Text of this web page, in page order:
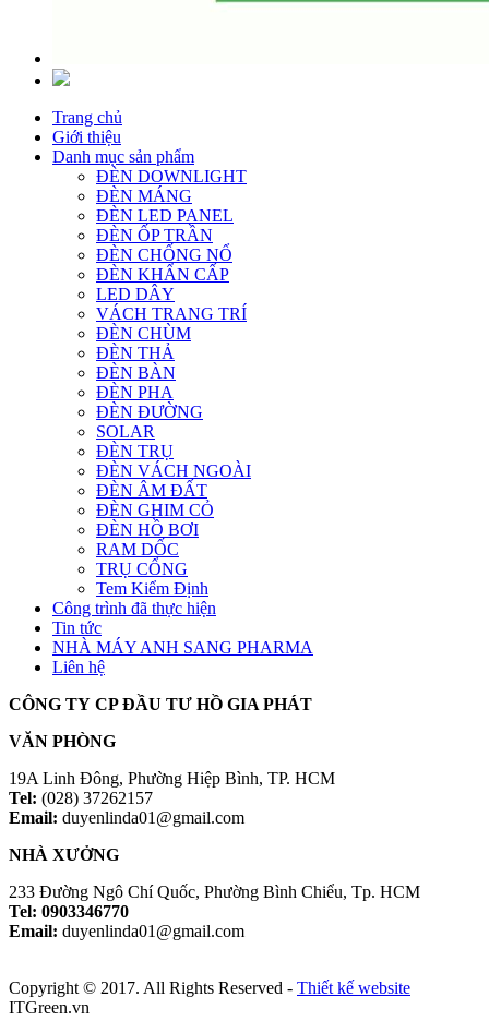
Trang chủ
Giới thiệu
Danh mục sản phẩm
ĐÈN DOWNLIGHT
ĐÈN MÁNG
ĐÈN LED PANEL
ĐÈN ỐP TRẦN
ĐÈN CHỐNG NỔ
ĐÈN KHẨN CẤP
LED DÂY
VÁCH TRANG TRÍ
ĐÈN CHÙM
ĐÈN THẢ
ĐÈN BÀN
ĐÈN PHA
ĐÈN ĐƯỜNG
SOLAR
ĐÈN TRỤ
ĐÈN VÁCH NGOÀI
ĐÈN ÂM ĐẤT
ĐÈN GHIM CỎ
ĐÈN HỒ BƠI
RAM DỐC
TRỤ CỔNG
Tem Kiểm Định
Công trình đã thực hiện
Tin tức
NHÀ MÁY ANH SANG PHARMA
Liên hệ
CÔNG TY CP ĐẦU TƯ HỒ GIA PHÁT
VĂN PHÒNG
19A Linh Đông, Phường Hiệp Bình, TP. HCM
Tel: (028) 37262157
Email: duyenlinda01@gmail.com
NHÀ XƯỞNG
233 Đường Ngô Chí Quốc, Phường Bình Chiểu, Tp. HCM
Tel: 0903346770
Email: duyenlinda01@gmail.com
Copyright © 2017. All Rights Reserved - Thiết kế website
ITGreen.vn